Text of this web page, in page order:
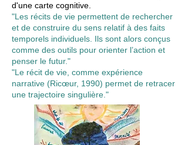
d'une carte cognitive.
"Les récits de vie permettent de rechercher
et de construire du sens relatif à des faits
temporels individuels. Ils sont alors conçus
comme des outils pour orienter l’action et
penser le futur."
"Le récit de vie, comme expérience
narrative (Ricœur, 1990) permet de retracer
une trajectoire singulière."